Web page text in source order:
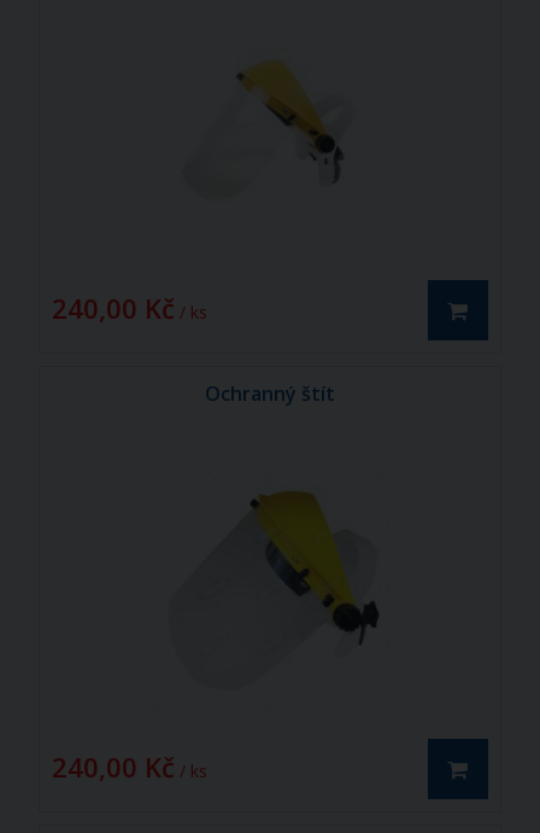
240,00 Kč / ks
Ochranný štít
240,00 Kč / ks